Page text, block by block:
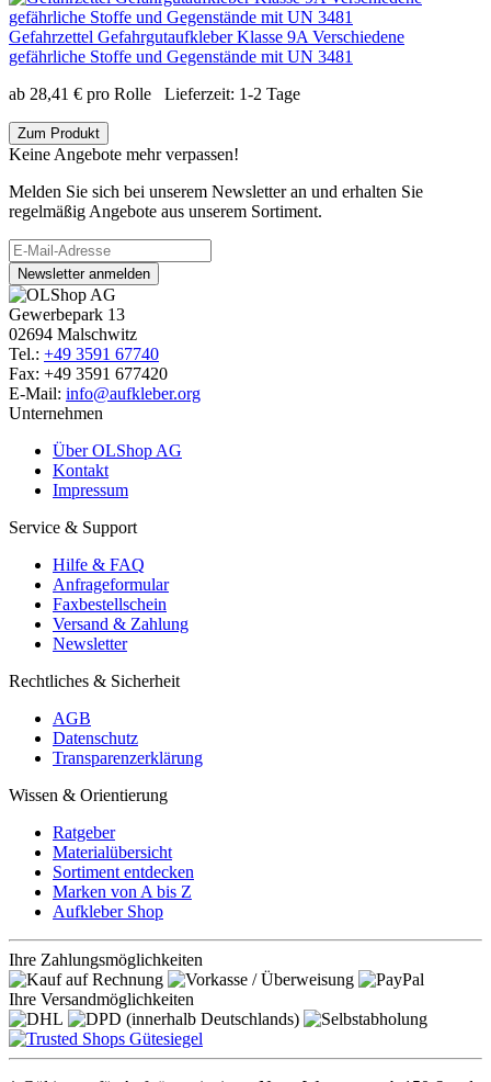
Gefahrzettel Gefahrgutaufkleber Klasse 9A Verschiedene
gefährliche Stoffe und Gegenstände mit UN 3481
ab 28,41 € pro Rolle Lieferzeit: 1-2 Tage
Zum Produkt
Keine Angebote mehr verpassen!
Melden Sie sich bei unserem Newsletter an und erhalten Sie
regelmäßig Angebote aus unserem Sortiment.
Newsletter anmelden
Gewerbepark 13
02694 Malschwitz
Tel.: +49 3591 67740
Fax: +49 3591 677420
E-Mail: info@aufkleber.org
Unternehmen
Über OLShop AG
Kontakt
Impressum
Service & Support
Hilfe & FAQ
Anfrageformular
Faxbestellschein
Versand & Zahlung
Newsletter
Rechtliches & Sicherheit
AGB
Datenschutz
Transparenzerklärung
Wissen & Orientierung
Ratgeber
Materialübersicht
Sortiment entdecken
Marken von A bis Z
Aufkleber Shop
Ihre Zahlungsmöglichkeiten
Ihre Versandmöglichkeiten